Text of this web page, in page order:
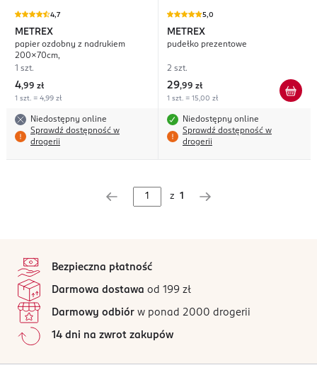
4,7
METREX
papier ozdobny z nadrukiem
200x70cm,
1 szt.
4,99 zł
1 szt. = 4,99 zł
Niedostępny online
Sprawdź dostępność w
drogerii
5,0
METREX
pudełko prezentowe
2 szt.
29,99 zł
1 szt. = 15,00 zł
Niedostępny online
Sprawdź dostępność w
drogerii
z 1
Bezpieczna płatność
Darmowa dostawa od 199 zł
Darmowy odbiór w ponad 2000 drogerii
14 dni na zwrot zakupów